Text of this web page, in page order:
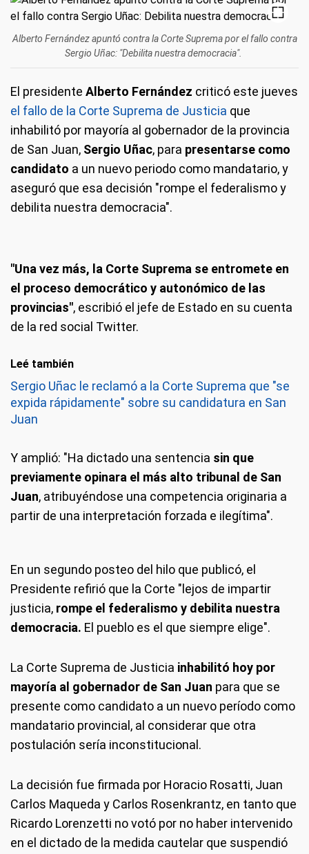
Alberto Fernández apuntó contra la Corte Suprema por el fallo contra
Sergio Uñac: "Debilita nuestra democracia".
El presidente Alberto Fernández criticó este jueves
el fallo de la Corte Suprema de Justicia que
inhabilitó por mayoría al gobernador de la provincia
de San Juan, Sergio Uñac, para presentarse como
candidato a un nuevo periodo como mandatario, y
aseguró que esa decisión "rompe el federalismo y
debilita nuestra democracia".
"Una vez más, la Corte Suprema se entromete en
el proceso democrático y autonómico de las
provincias", escribió el jefe de Estado en su cuenta
de la red social Twitter.
Leé también
Sergio Uñac le reclamó a la Corte Suprema que "se
expida rápidamente" sobre su candidatura en San
Juan
Y amplió: "Ha dictado una sentencia sin que
previamente opinara el más alto tribunal de San
Juan, atribuyéndose una competencia originaria a
partir de una interpretación forzada e ilegítima".
En un segundo posteo del hilo que publicó, el
Presidente refirió que la Corte "lejos de impartir
justicia, rompe el federalismo y debilita nuestra
democracia. El pueblo es el que siempre elige".
La Corte Suprema de Justicia inhabilitó hoy por
mayoría al gobernador de San Juan para que se
presente como candidato a un nuevo período como
mandatario provincial, al considerar que otra
postulación sería inconstitucional.
La decisión fue firmada por Horacio Rosatti, Juan
Carlos Maqueda y Carlos Rosenkrantz, en tanto que
Ricardo Lorenzetti no votó por no haber intervenido
en el dictado de la medida cautelar que suspendió